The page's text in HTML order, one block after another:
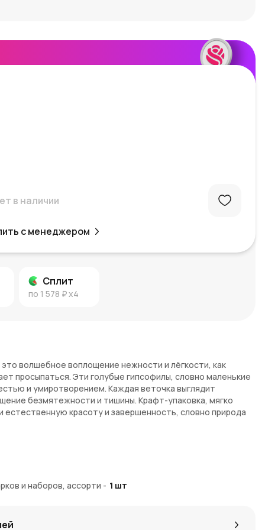
в наличии
с менеджером
Сплит
по 1 578 ₽x4
волшебное воплощение нежности и лёгкости, как
просыпаться. Эти голубые гипсофилы, словно маленькие
и умиротворением. Каждая веточка выглядит
безмятежности и тишины. Крафт-упаковка, мягко
красоту и завершенность, словно природа
который принесет в вашу жизнь спокойствие и
подчеркивает естественность и гармонию цветов.
и наборов, ассорти - 1 шт